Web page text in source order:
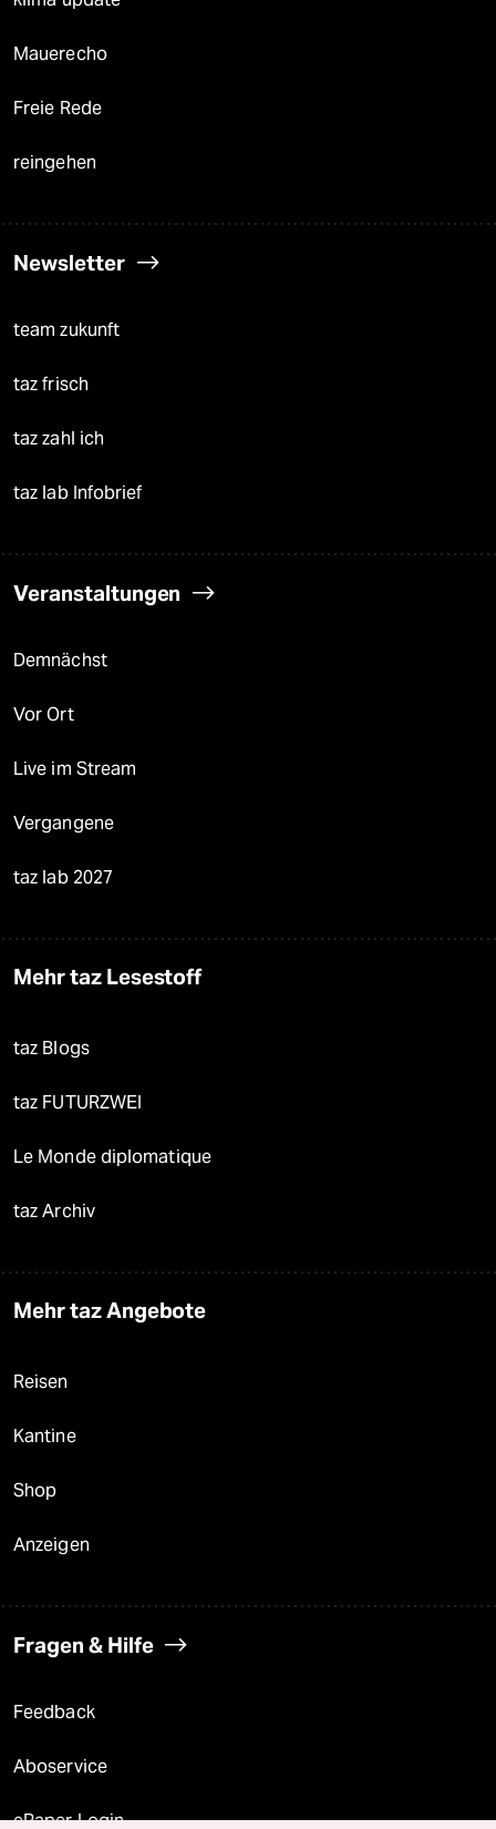
Mauerecho
Freie Rede
reingehen
Newsletter
team zukunft
taz frisch
taz zahl ich
taz lab Infobrief
Veranstaltungen
Demnächst
Vor Ort
Live im Stream
Vergangene
taz lab 2027
Mehr taz Lesestoff
taz Blogs
taz FUTURZWEI
Le Monde diplomatique
taz Archiv
Mehr taz Angebote
Reisen
Kantine
Shop
Anzeigen
Fragen & Hilfe
Feedback
Aboservice
ePaper Login